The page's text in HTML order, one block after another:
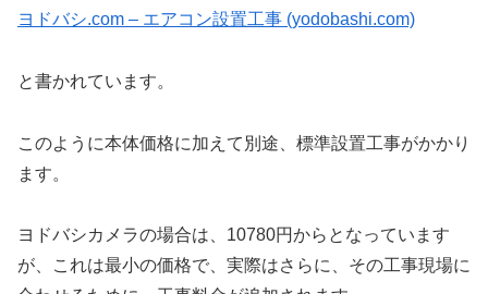
ヨドバシ.com – エアコン設置工事 (yodobashi.com)
と書かれています。
このように本体価格に加えて別途、標準設置工事がかかり
ます。
ヨドバシカメラの場合は、10780円からとなっています
が、これは最小の価格で、実際はさらに、その工事現場に